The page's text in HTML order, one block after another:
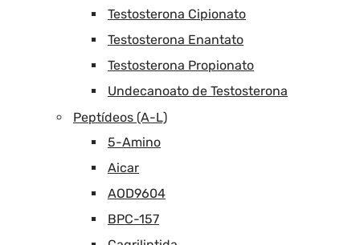
Testosterona Cipionato
Testosterona Enantato
Testosterona Propionato
Undecanoato de Testosterona
Peptídeos (A-L)
5-Amino
Aicar
AOD9604
BPC-157